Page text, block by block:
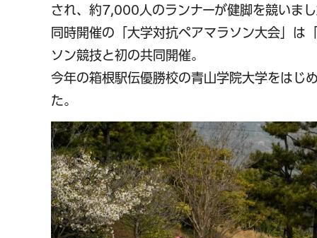
され、約7,000人のランナーが健脚を競いま
同時開催の「大学対抗ペアマラソン大会」は
ソン競技と初の共同開催。
今年の箱根駅伝優勝校の青山学院大学をはじ
た。